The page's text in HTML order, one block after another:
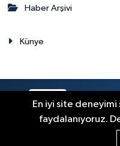
Haber Arşivi
Künye
RSS
Haber
En iyi site
faydalanıyoruz.